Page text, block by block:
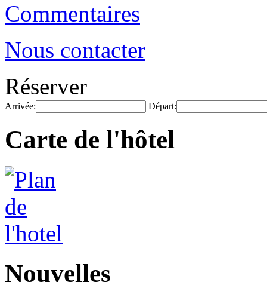
Commentaires
Nous contacter
Réserver
Arrivée: Départ:
Carte de l'hôtel
Nouvelles